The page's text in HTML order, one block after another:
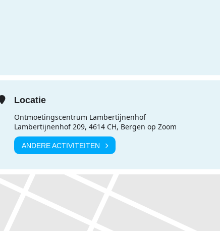
Locatie
Ontmoetingscentrum Lambertijnenhof
Lambertijnenhof 209, 4614 CH, Bergen op Zoom
ANDERE ACTIVITEITEN